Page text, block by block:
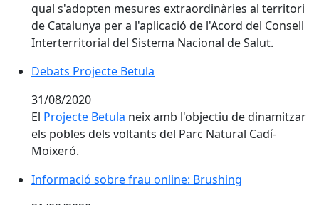
qual s'adopten mesures extraordinàries al territori
de Catalunya per a l'aplicació de l'Acord del Consell
Interterritorial del Sistema Nacional de Salut.
Debats Projecte Betula
Debats Projecte Betula
31/08/2020
El Projecte Betula neix amb l'objectiu de dinamitzar
els pobles dels voltants del Parc Natural Cadí-
Moixeró.
Informació sobre frau online: Brushing
Informació sobre frau online: Brushing